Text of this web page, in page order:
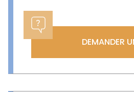
DEMANDER